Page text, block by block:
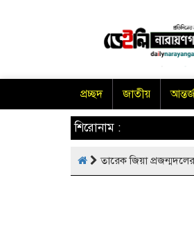
প্রচ্ছদ জাতীয়
শিরোনাম :
তারেক জিয়া